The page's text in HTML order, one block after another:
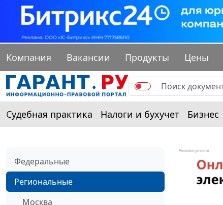
Компания Вакансии Продукты Цены
Судебная практика Налоги и бухучет Бизнес
Федеральные
Региональные
Москва